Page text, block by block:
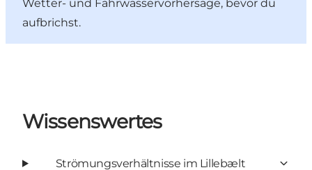
Wetter- und Fahrwasservorhersage, bevor du
aufbrichst.
Wissenswertes
Strömungsverhältnisse im Lillebælt